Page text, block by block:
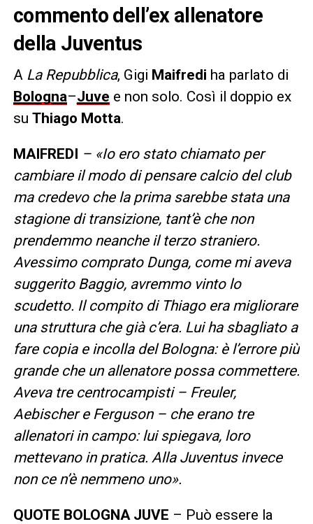
commento dell’ex allenatore
della Juventus
A La Repubblica, Gigi Maifredi ha parlato di
Bologna–Juve e non solo. Così il doppio ex
su Thiago Motta.
MAIFREDI – «Io ero stato chiamato per
cambiare il modo di pensare calcio del club
ma credevo che la prima sarebbe stata una
stagione di transizione, tant’è che non
prendemmo neanche il terzo straniero.
Avessimo comprato Dunga, come mi aveva
suggerito Baggio, avremmo vinto lo
scudetto. Il compito di Thiago era migliorare
una struttura che già c’era. Lui ha sbagliato a
fare copia e incolla del Bologna: è l’errore più
grande che un allenatore possa commettere.
Aveva tre centrocampisti – Freuler,
Aebischer e Ferguson – che erano tre
allenatori in campo: lui spiegava, loro
mettevano in pratica. Alla Juventus invece
non ce n’è nemmeno uno».
QUOTE BOLOGNA JUVE – Può essere la